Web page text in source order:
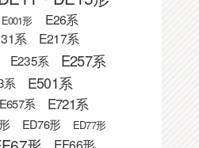
E001形 E26系
系 E217系
E235系 E257系
系 E501系
E657系 E721系
ED76形 ED77形
EF66形